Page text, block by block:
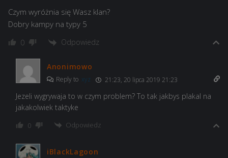
Czym wyróżnia się Wasz klan?
Dobry kampy na typy 5
0 Odpowiedz
Anonimowo
Reply to xyz 21:23, 20 lipca 2019 21:23
Jezeli wygrywaja to w czym problem? To tak jakbys plakal na
jakakolwiek taktyke
0 Odpowiedz
iBlackLagoon